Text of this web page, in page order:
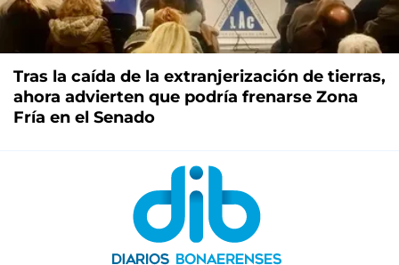
Tras la caída de la extranjerización de tierras,
ahora advierten que podría frenarse Zona
Fría en el Senado